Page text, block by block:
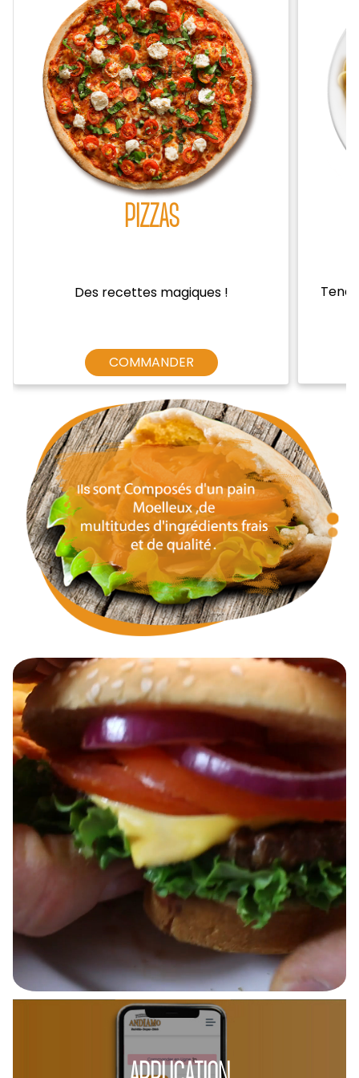
Zones de Livraison
PIZZAS
Des recettes magiques !
COMMANDER